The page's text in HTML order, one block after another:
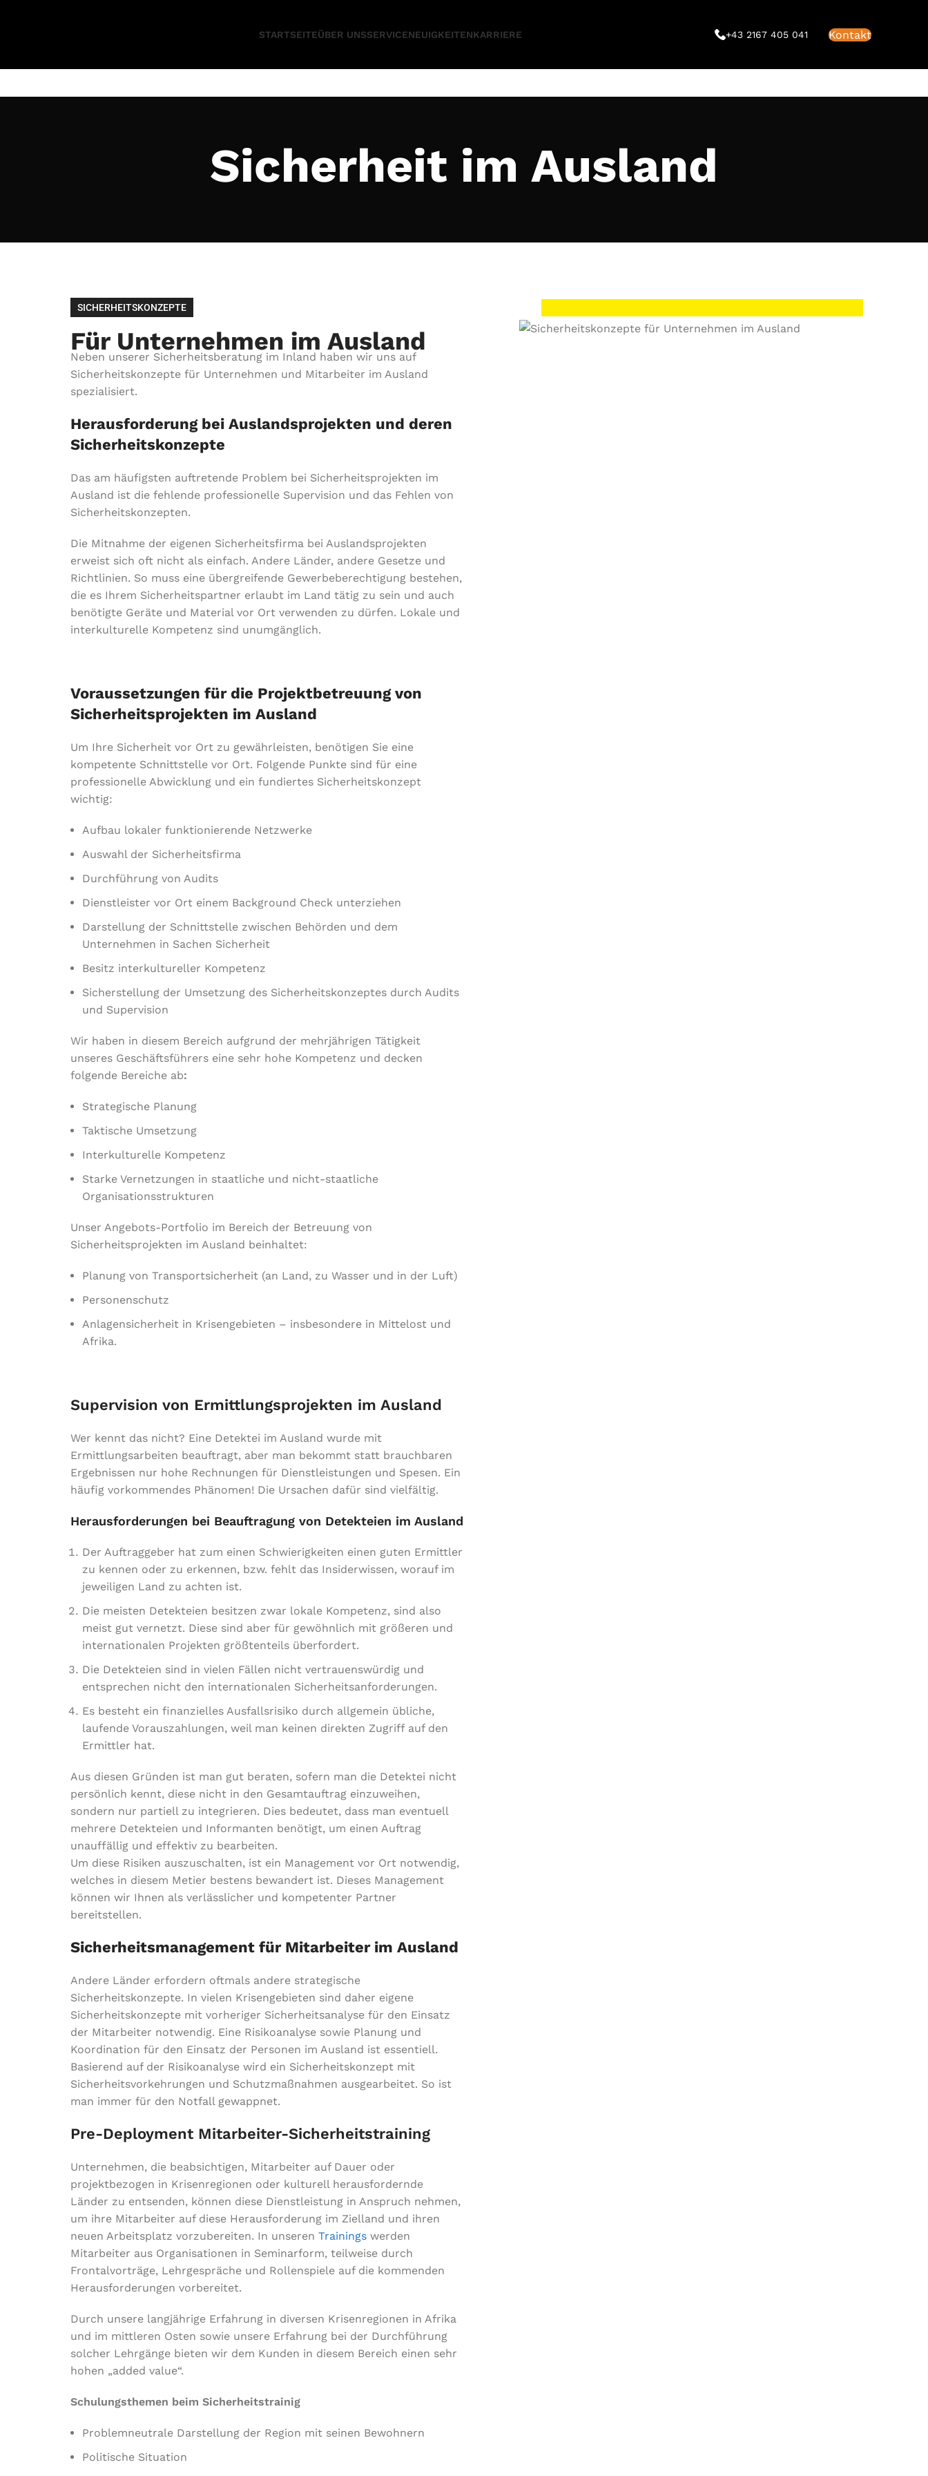
STARTSEITEÜBER UNSSERVICENEUIGKEITENKARRIERE +43 2167 405 041 Kontakt
Sicherheit im Ausland
SICHERHEITSKONZEPTE
Für Unternehmen im Ausland
Neben unserer Sicherheitsberatung im Inland haben wir uns auf
Sicherheitskonzepte für Unternehmen und Mitarbeiter im Ausland
spezialisiert.
Herausforderung bei Auslandsprojekten und deren
Sicherheitskonzepte
Das am häufigsten auftretende Problem bei Sicherheitsprojekten im
Ausland ist die fehlende professionelle Supervision und das Fehlen von
Sicherheitskonzepten.
Die Mitnahme der eigenen Sicherheitsfirma bei Auslandsprojekten
erweist sich oft nicht als einfach. Andere Länder, andere Gesetze und
Richtlinien. So muss eine übergreifende Gewerbeberechtigung bestehen,
die es Ihrem Sicherheitspartner erlaubt im Land tätig zu sein und auch
benötigte Geräte und Material vor Ort verwenden zu dürfen. Lokale und
interkulturelle Kompetenz sind unumgänglich.
Voraussetzungen für die Projektbetreuung von
Sicherheitsprojekten im Ausland
Um Ihre Sicherheit vor Ort zu gewährleisten, benötigen Sie eine
kompetente Schnittstelle vor Ort. Folgende Punkte sind für eine
professionelle Abwicklung und ein fundiertes Sicherheitskonzept
wichtig:
Aufbau lokaler funktionierende Netzwerke
Auswahl der Sicherheitsfirma
Durchführung von Audits
Dienstleister vor Ort einem Background Check unterziehen
Darstellung der Schnittstelle zwischen Behörden und dem
Unternehmen in Sachen Sicherheit
Besitz interkultureller Kompetenz
Sicherstellung der Umsetzung des Sicherheitskonzeptes durch Audits
und Supervision
Wir haben in diesem Bereich aufgrund der mehrjährigen Tätigkeit
unseres Geschäftsführers eine sehr hohe Kompetenz und decken
folgende Bereiche ab:
Strategische Planung
Taktische Umsetzung
Interkulturelle Kompetenz
Starke Vernetzungen in staatliche und nicht-staatliche
Organisationsstrukturen
Unser Angebots-Portfolio im Bereich der Betreuung von
Sicherheitsprojekten im Ausland beinhaltet:
Planung von Transportsicherheit (an Land, zu Wasser und in der Luft)
Personenschutz
Anlagensicherheit in Krisengebieten – insbesondere in Mittelost und
Afrika.
Supervision von Ermittlungsprojekten im Ausland
Wer kennt das nicht? Eine Detektei im Ausland wurde mit
Ermittlungsarbeiten beauftragt, aber man bekommt statt brauchbaren
Ergebnissen nur hohe Rechnungen für Dienstleistungen und Spesen. Ein
häufig vorkommendes Phänomen! Die Ursachen dafür sind vielfältig.
Herausforderungen bei Beauftragung von Detekteien im Ausland
Der Auftraggeber hat zum einen Schwierigkeiten einen guten Ermittler
zu kennen oder zu erkennen, bzw. fehlt das Insiderwissen, worauf im
jeweiligen Land zu achten ist.
Die meisten Detekteien besitzen zwar lokale Kompetenz, sind also
meist gut vernetzt. Diese sind aber für gewöhnlich mit größeren und
internationalen Projekten größtenteils überfordert.
Die Detekteien sind in vielen Fällen nicht vertrauenswürdig und
entsprechen nicht den internationalen Sicherheitsanforderungen.
Es besteht ein finanzielles Ausfallsrisiko durch allgemein übliche,
laufende Vorauszahlungen, weil man keinen direkten Zugriff auf den
Ermittler hat.
Aus diesen Gründen ist man gut beraten, sofern man die Detektei nicht
persönlich kennt, diese nicht in den Gesamtauftrag einzuweihen,
sondern nur partiell zu integrieren. Dies bedeutet, dass man eventuell
mehrere Detekteien und Informanten benötigt, um einen Auftrag
unauffällig und effektiv zu bearbeiten.
Um diese Risiken auszuschalten, ist ein Management vor Ort notwendig,
welches in diesem Metier bestens bewandert ist. Dieses Management
können wir Ihnen als verlässlicher und kompetenter Partner
bereitstellen.
Sicherheitsmanagement für Mitarbeiter im Ausland
Andere Länder erfordern oftmals andere strategische
Sicherheitskonzepte. In vielen Krisengebieten sind daher eigene
Sicherheitskonzepte mit vorheriger Sicherheitsanalyse für den Einsatz
der Mitarbeiter notwendig. Eine Risikoanalyse sowie Planung und
Koordination für den Einsatz der Personen im Ausland ist essentiell.
Basierend auf der Risikoanalyse wird ein Sicherheitskonzept mit
Sicherheitsvorkehrungen und Schutzmaßnahmen ausgearbeitet. So ist
man immer für den Notfall gewappnet.
Pre-Deployment Mitarbeiter-Sicherheitstraining
Unternehmen, die beabsichtigen, Mitarbeiter auf Dauer oder
projektbezogen in Krisenregionen oder kulturell herausfordernde
Länder zu entsenden, können diese Dienstleistung in Anspruch nehmen,
um ihre Mitarbeiter auf diese Herausforderung im Zielland und ihren
neuen Arbeitsplatz vorzubereiten. In unseren Trainings werden
Mitarbeiter aus Organisationen in Seminarform, teilweise durch
Frontalvorträge, Lehrgespräche und Rollenspiele auf die kommenden
Herausforderungen vorbereitet.
Durch unsere langjährige Erfahrung in diversen Krisenregionen in Afrika
und im mittleren Osten sowie unsere Erfahrung bei der Durchführung
solcher Lehrgänge bieten wir dem Kunden in diesem Bereich einen sehr
hohen „added value“.
Schulungsthemen beim Sicherheitstrainig
Problemneutrale Darstellung der Region mit seinen Bewohnern
Politische Situation